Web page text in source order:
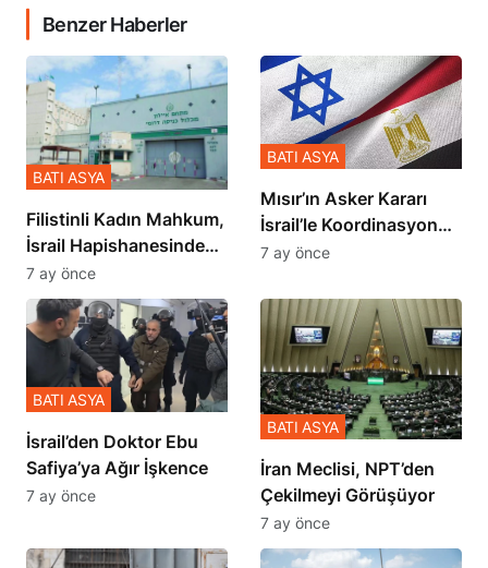
Benzer Haberler
Filistinli Kadın Mahkum,
İsrail Hapishanesindeki
Zulmü Anlattı
BATI ASYA
7 ay önce
Mısır’ın Asker Kararı
İsrail’le Koordinasyon
İçinde Gerçekleşmiş
BATI ASYA
7 ay önce
İsrail’den Doktor Ebu
Safiya’ya Ağır İşkence
BATI ASYA
7 ay önce
İran Meclisi, NPT’den
Çekilmeyi Görüşüyor
BATI ASYA
7 ay önce